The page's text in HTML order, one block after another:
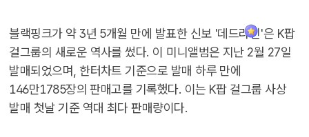
블랙핑크가 약 3년 5개월 만에 발표한 신보 '데드라인'은 K팝
걸그룹의 새로운 역사를 썼다. 이 미니앨범은 지난 2월 27일
발매되었으며, 한터차트 기준으로 발매 하루 만에
146만1785장의 판매고를 기록했다. 이는 K팝 걸그룹 사상
발매 첫날 기준 역대 최다 판매량이다.